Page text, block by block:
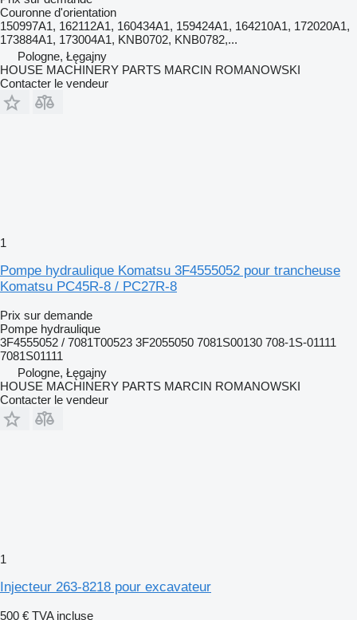
Couronne d'orientation
150997A1, 162112A1, 160434A1, 159424A1, 164210A1, 172020A1,
173884A1, 173004A1, KNB0702, KNB0782,...
Pologne, Łęgajny
HOUSE MACHINERY PARTS MARCIN ROMANOWSKI
Contacter le vendeur
1
Pompe hydraulique Komatsu 3F4555052 pour trancheuse
Komatsu PC45R-8 / PC27R-8
Prix sur demande
Pompe hydraulique
3F4555052 / 7081T00523 3F2055050 7081S00130 708-1S-01111
7081S01111
Pologne, Łęgajny
HOUSE MACHINERY PARTS MARCIN ROMANOWSKI
Contacter le vendeur
1
Injecteur 263-8218 pour excavateur
500 € TVA incluse